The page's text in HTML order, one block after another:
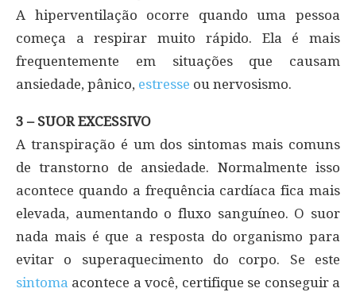
A hiperventilação ocorre quando uma pessoa
começa a respirar muito rápido. Ela é mais
frequentemente em situações que causam
ansiedade, pânico, estresse ou nervosismo.
3 – SUOR EXCESSIVO
A transpiração é um dos sintomas mais comuns
de transtorno de ansiedade. Normalmente isso
acontece quando a frequência cardíaca fica mais
elevada, aumentando o fluxo sanguíneo. O suor
nada mais é que a resposta do organismo para
evitar o superaquecimento do corpo. Se este
sintoma acontece a você, certifique se conseguir a